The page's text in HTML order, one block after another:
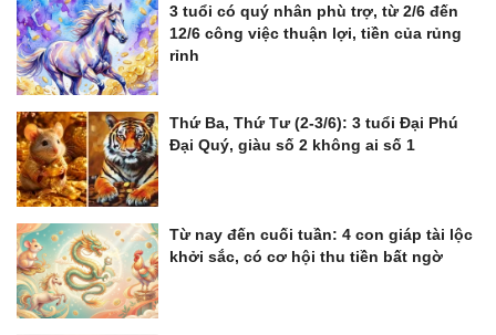
3 tuổi có quý nhân phù trợ, từ 2/6 đến
12/6 công việc thuận lợi, tiền của rủng
rỉnh
Thứ Ba, Thứ Tư (2-3/6): 3 tuổi Đại Phú
Đại Quý, giàu số 2 không ai số 1
Từ nay đến cuối tuần: 4 con giáp tài lộc
khởi sắc, có cơ hội thu tiền bất ngờ